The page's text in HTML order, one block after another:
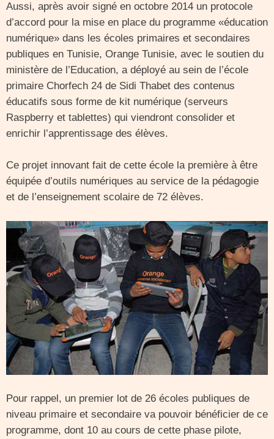
Aussi, après avoir signé en octobre 2014 un protocole
d’accord pour la mise en place du programme «éducation
numérique» dans les écoles primaires et secondaires
publiques en Tunisie, Orange Tunisie, avec le soutien du
ministère de l’Education, a déployé au sein de l’école
primaire Chorfech 24 de Sidi Thabet des contenus
éducatifs sous forme de kit numérique (serveurs
Raspberry et tablettes) qui viendront consolider et
enrichir l’apprentissage des élèves.
Ce projet innovant fait de cette école la première à être
équipée d’outils numériques au service de la pédagogie
et de l’enseignement scolaire de 72 élèves.
Pour rappel, un premier lot de 26 écoles publiques de
niveau primaire et secondaire va pouvoir bénéficier de ce
programme, dont 10 au cours de cette phase pilote,